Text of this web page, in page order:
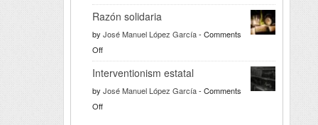
Türkiye
la
a
Razón solidaria
by José Manuel López García- Comments
Offon
Razón
solidaria
Interventionism estatal
by José Manuel López García- Comments
Offon